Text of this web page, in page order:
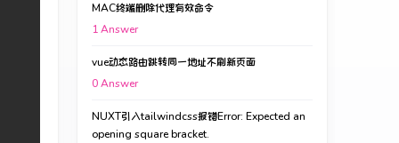
MAC终端删除代理有效命令
1Answer
vue动态路由跳转同一地址不刷新页面
0Answer
NUXT引入tailwindcss报错Error: Expected an
opening square bracket.